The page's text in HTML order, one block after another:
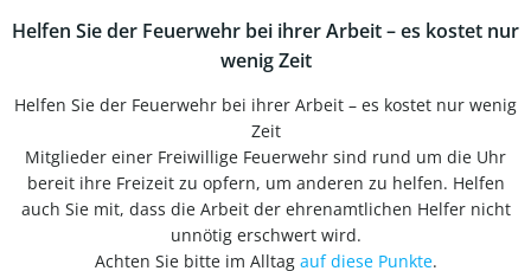
Helfen Sie der Feuerwehr bei ihrer Arbeit – es kostet nur
wenig Zeit
Helfen Sie der Feuerwehr bei ihrer Arbeit – es kostet nur wenig
Zeit
Mitglieder einer Freiwillige Feuerwehr sind rund um die Uhr
bereit ihre Freizeit zu opfern, um anderen zu helfen. Helfen
auch Sie mit, dass die Arbeit der ehrenamtlichen Helfer nicht
unnötig erschwert wird.
Achten Sie bitte im Alltag auf diese Punkte.